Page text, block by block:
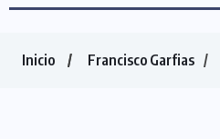
Inicio Francisco Garfias